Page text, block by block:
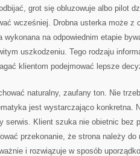
grot się obluzowuje albo pilot
wcześniej. Drobna usterka może z
wykonana na odpowiednim etapie
uszkodzeniu. Tego rodzaju
klientom podejmować lepsze
naturalny, zaufany ton. Nie
jest wystarczająco konkretna.
serwis. Klient szuka nie obietnic bez
przekonanie, że strona należy
i rozwiązuje w sposób